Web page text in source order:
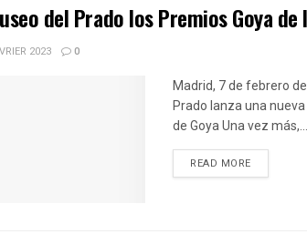
del Prado los Premios Goya de
2023 0
Madrid, 7 de febrero
Prado lanza una
de Goya Una vez más,...
READ MOREDETAILS